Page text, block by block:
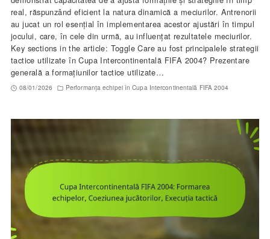
real, răspunzând eficient la natura dinamică a meciurilor. Antrenorii
au jucat un rol esențial în implementarea acestor ajustări în timpul
jocului, care, în cele din urmă, au influențat rezultatele meciurilor.
Key sections in the article: Toggle Care au fost principalele strategii
tactice utilizate în Cupa Intercontinentală FIFA 2004? Prezentare
generală a formațiunilor tactice utilizate…
08/01/2026 Performanța echipei în Cupa Intercontinentală FIFA 2004